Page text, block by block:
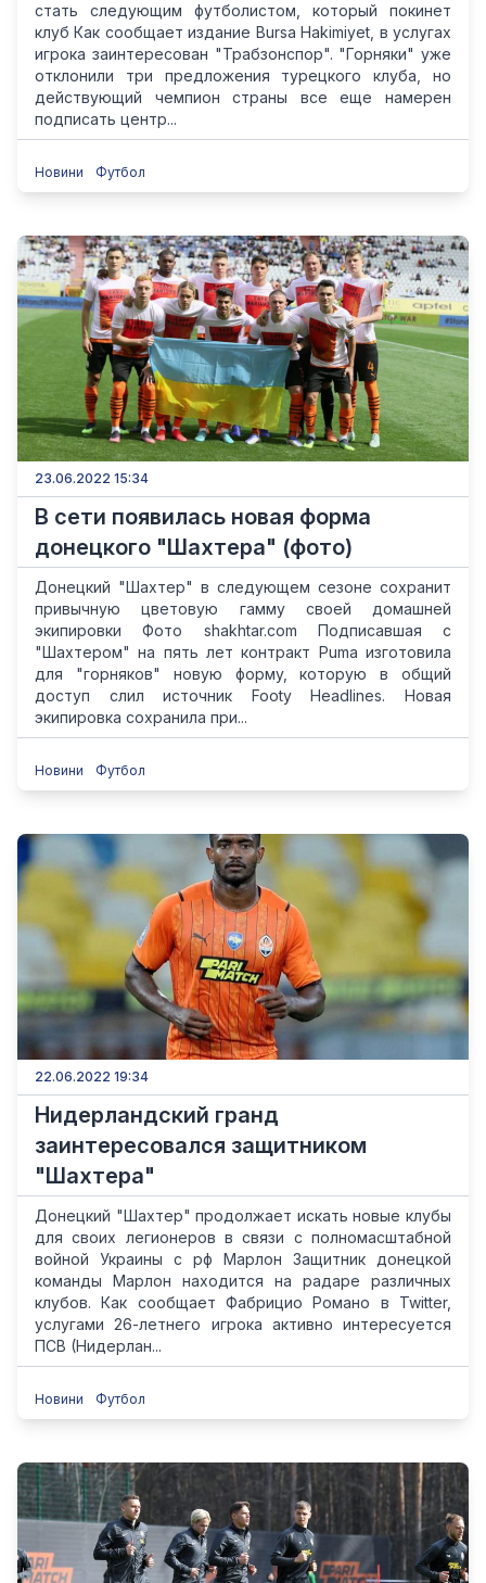
стать следующим футболистом, который покинет
клуб Как сообщает издание Bursa Hakimiyet, в услугах
игрока заинтересован "Трабзонспор". "Горняки" уже
отклонили три предложения турецкого клуба, но
действующий чемпион страны все еще намерен
подписать центр...
Новини Футбол
23.06.2022 15:34
В сети появилась новая форма
донецкого "Шахтера" (фото)
Донецкий "Шахтер" в следующем сезоне сохранит
привычную цветовую гамму своей домашней
экипировки Фото shakhtar.com Подписавшая с
"Шахтером" на пять лет контракт Puma изготовила
для "горняков" новую форму, которую в общий
доступ слил источник Footy Headlines. Новая
экипировка сохранила при...
Новини Футбол
22.06.2022 19:34
Нидерландский гранд
заинтересовался защитником
"Шахтера"
Донецкий "Шахтер" продолжает искать новые клубы
для своих легионеров в связи с полномасштабной
войной Украины с рф Марлон Защитник донецкой
команды Марлон находится на радаре различных
клубов. Как сообщает Фабрицио Романо в Twitter,
услугами 26-летнего игрока активно интересуется
ПСВ (Нидерлан...
Новини Футбол